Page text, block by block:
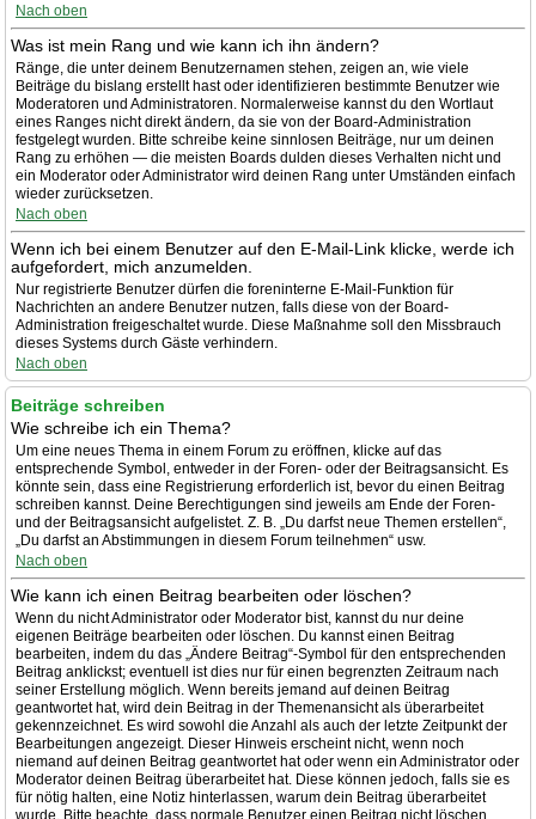
Nach oben
Was ist mein Rang und wie kann ich ihn ändern?
Ränge, die unter deinem Benutzernamen stehen, zeigen an, wie viele
Beiträge du bislang erstellt hast oder identifizieren bestimmte Benutzer wie
Moderatoren und Administratoren. Normalerweise kannst du den Wortlaut
eines Ranges nicht direkt ändern, da sie von der Board-Administration
festgelegt wurden. Bitte schreibe keine sinnlosen Beiträge, nur um deinen
Rang zu erhöhen — die meisten Boards dulden dieses Verhalten nicht und
ein Moderator oder Administrator wird deinen Rang unter Umständen einfach
wieder zurücksetzen.
Nach oben
Wenn ich bei einem Benutzer auf den E-Mail-Link klicke, werde ich
aufgefordert, mich anzumelden.
Nur registrierte Benutzer dürfen die foreninterne E-Mail-Funktion für
Nachrichten an andere Benutzer nutzen, falls diese von der Board-
Administration freigeschaltet wurde. Diese Maßnahme soll den Missbrauch
dieses Systems durch Gäste verhindern.
Nach oben
Beiträge schreiben
Wie schreibe ich ein Thema?
Um eine neues Thema in einem Forum zu eröffnen, klicke auf das
entsprechende Symbol, entweder in der Foren- oder der Beitragsansicht. Es
könnte sein, dass eine Registrierung erforderlich ist, bevor du einen Beitrag
schreiben kannst. Deine Berechtigungen sind jeweils am Ende der Foren-
und der Beitragsansicht aufgelistet. Z. B. „Du darfst neue Themen erstellen“,
„Du darfst an Abstimmungen in diesem Forum teilnehmen“ usw.
Nach oben
Wie kann ich einen Beitrag bearbeiten oder löschen?
Wenn du nicht Administrator oder Moderator bist, kannst du nur deine
eigenen Beiträge bearbeiten oder löschen. Du kannst einen Beitrag
bearbeiten, indem du das „Ändere Beitrag“-Symbol für den entsprechenden
Beitrag anklickst; eventuell ist dies nur für einen begrenzten Zeitraum nach
seiner Erstellung möglich. Wenn bereits jemand auf deinen Beitrag
geantwortet hat, wird dein Beitrag in der Themenansicht als überarbeitet
gekennzeichnet. Es wird sowohl die Anzahl als auch der letzte Zeitpunkt der
Bearbeitungen angezeigt. Dieser Hinweis erscheint nicht, wenn noch
niemand auf deinen Beitrag geantwortet hat oder wenn ein Administrator oder
Moderator deinen Beitrag überarbeitet hat. Diese können jedoch, falls sie es
für nötig halten, eine Notiz hinterlassen, warum dein Beitrag überarbeitet
wurde. Bitte beachte, dass normale Benutzer einen Beitrag nicht löschen